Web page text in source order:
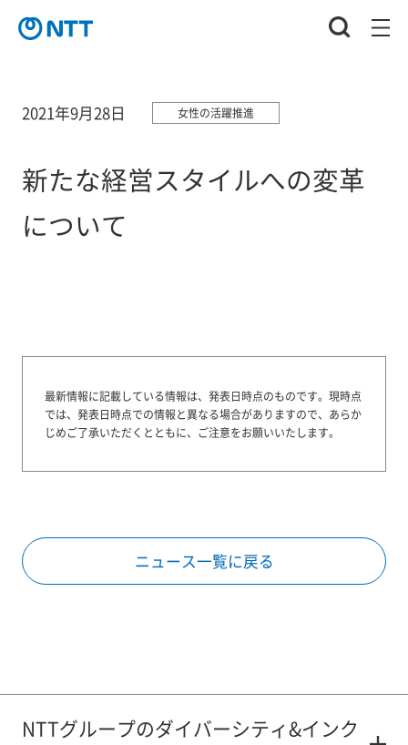
2021年9月28日 女性の活躍推進
新たな経営スタイルへの変革
について
最新情報に記載している情報は、発表日時点のものです。 現時点
では、発表日時点での情報と異なる場合がありますので、あらか
じめご了承いただくとともに、ご注意をお願いいたします。
ニュース一覧に戻る
NTTグループのダイバーシティ&インク